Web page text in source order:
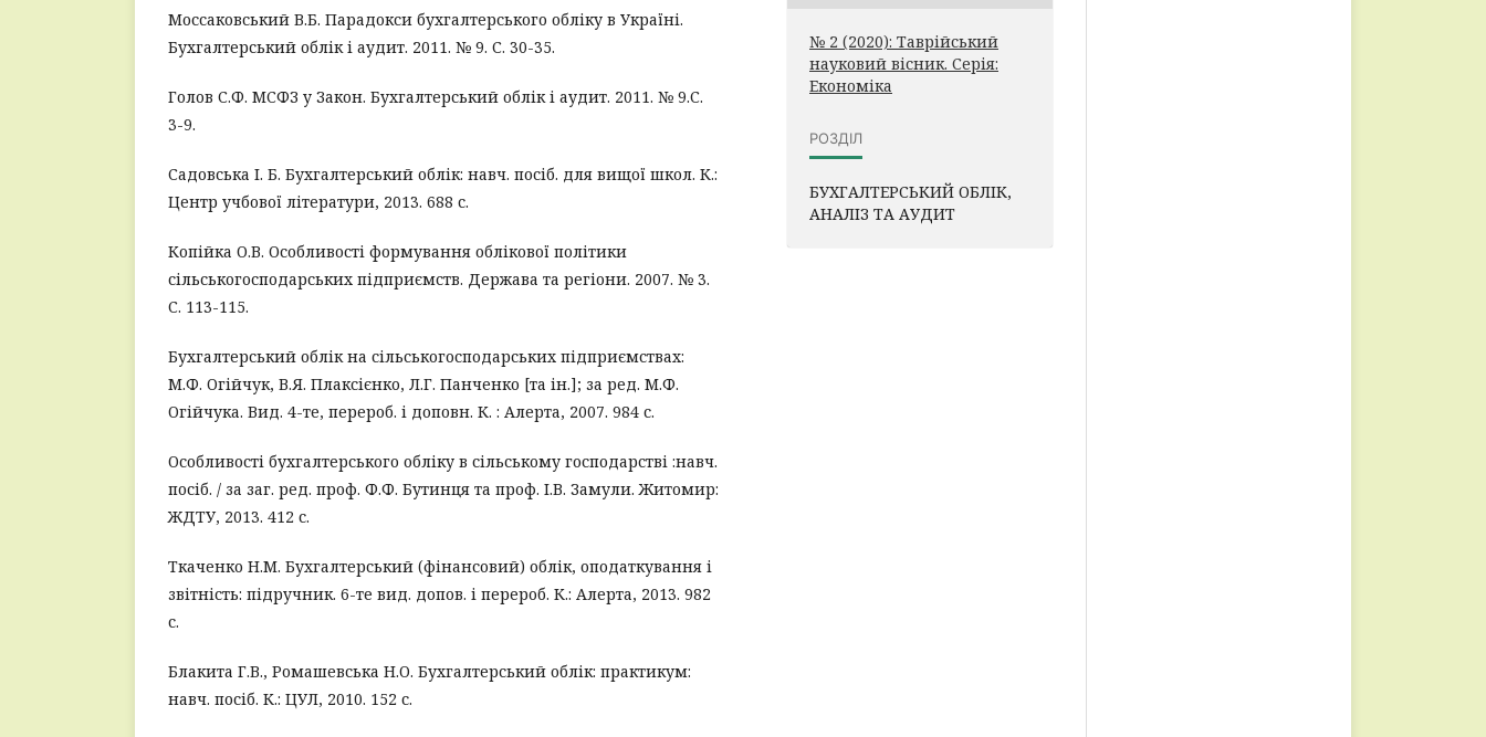
Моссаковський В.Б. Парадокси бухгалтерського обліку в Україні.
Бухгалтерський облік і аудит. 2011. № 9. С. 30-35.
Голов С.Ф. МСФЗ у Закон. Бухгалтерський облік і аудит. 2011. № 9.С.
3-9.
Садовська І. Б. Бухгалтерський облік: навч. посіб. для вищої школ. К.:
Центр учбової літератури, 2013. 688 с.
Копійка О.В. Особливості формування облікової політики
сільськогосподарських підприємств. Держава та регіони. 2007. № 3.
С. 113-115.
Бухгалтерський облік на сільськогосподарських підприємствах:
М.Ф. Огійчук, В.Я. Плаксієнко, Л.Г. Панченко [та ін.]; за ред. М.Ф.
Огійчука. Вид. 4-те, перероб. і доповн. К. : Алерта, 2007. 984 с.
Особливості бухгалтерського обліку в сільському господарстві :навч.
посіб. / за заг. ред. проф. Ф.Ф. Бутинця та проф. І.В. Замули. Житомир:
ЖДТУ, 2013. 412 с.
Ткаченко Н.М. Бухгалтерський (фінансовий) облік, оподаткування і
звітність: підручник. 6-те вид. допов. і перероб. К.: Алерта, 2013. 982
с.
Блакита Г.В., Ромашевська Н.О. Бухгалтерський облік: практикум:
навч. посіб. К.: ЦУЛ, 2010. 152 с.
№ 2 (2020): Таврійський
науковий вісник. Серія:
Економіка
РОЗДІЛ
БУХГАЛТЕРСЬКИЙ ОБЛІК,
АНАЛІЗ ТА АУДИТ